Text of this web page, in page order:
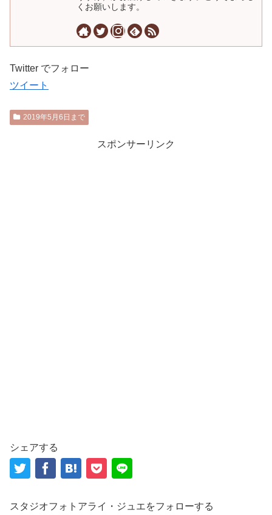
くお願いします。
Twitter でフォロー
ツイート
2019年5月6日まで
スポンサーリンク
シェアする
スタジオフォトアライ・ジュエをフォローする